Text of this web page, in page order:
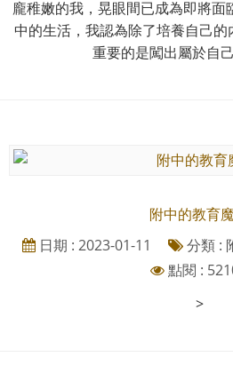
龐稚嫩的我，晃眼間已成為即將
中的生活，我認為除了培養自己
重要的是闖出屬於自
附中的教育
日期 : 2023-01-11
分類 :
點閱 :
>